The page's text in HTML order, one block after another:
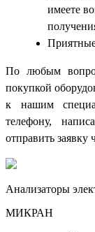
имеете
По любым
покупкой
к нашим
телефону,
отправить заявку
Анализаторы
МИКРАН